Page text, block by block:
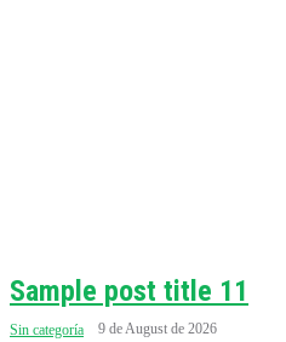
Sample post title 11
Sin categoría 9 de August de 2026